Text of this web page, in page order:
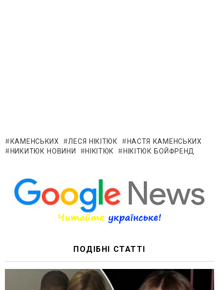
КАМЕНСЬКИХ ЛЕСЯ НІКІТЮК
НАСТЯ КАМЕНСЬКИХ
НИКИТЮК НОВИНИ
НІКІТЮК НІКІТЮК БОЙФРЕНД
ПОДІБНІ СТАТТІ